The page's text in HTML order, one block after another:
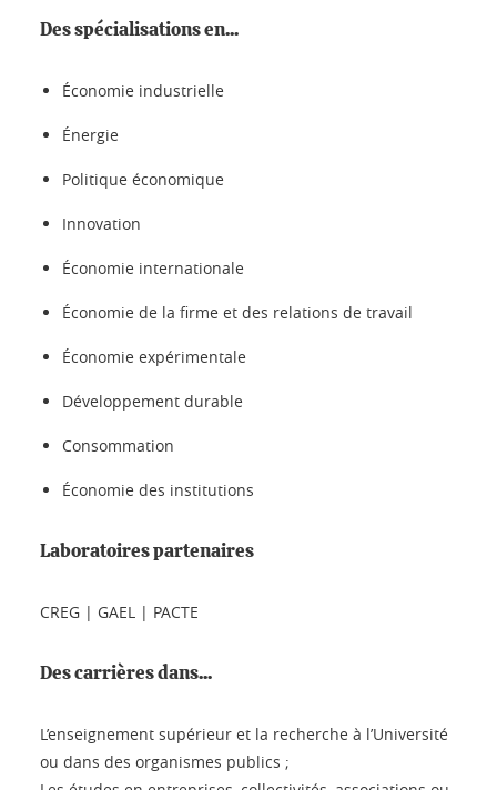
Des spécialisations en...
Économie industrielle
Énergie
Politique économique
Innovation
Économie internationale
Économie de la firme et des relations de travail
Économie expérimentale
Développement durable
Consommation
Économie des institutions
Laboratoires partenaires
CREG | GAEL | PACTE
Des carrières dans...
L’enseignement supérieur et la recherche à l’Université
ou dans des organismes publics ;